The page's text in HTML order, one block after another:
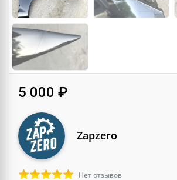
5 000 ₽
Zapzero
Нет отзывов